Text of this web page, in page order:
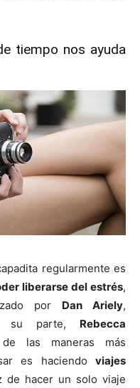
tiempo nos ayuda
regularmente es
liberarse del estrés,
por Dan Ariely,
su parte, Rebecca
las maneras más
es haciendo viajes
de hacer un solo viaje